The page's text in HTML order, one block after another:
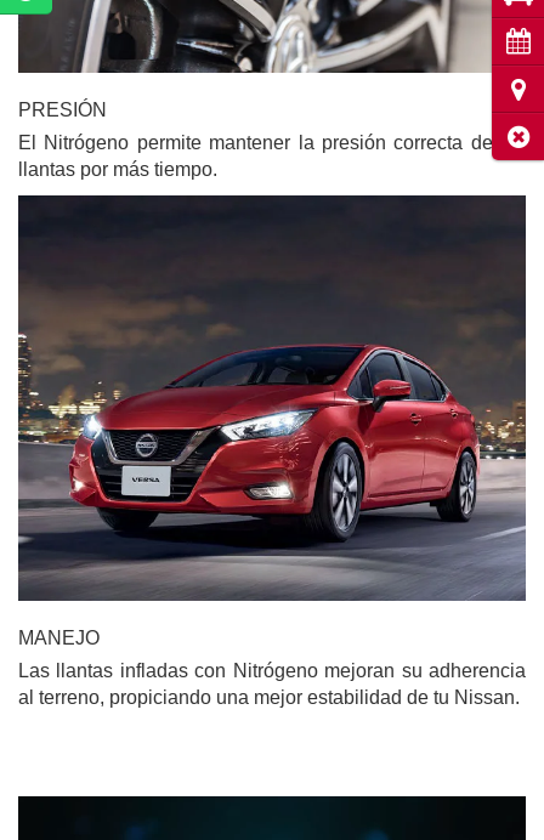
PRESIÓN
El Nitrógeno permite mantener la presión correcta de tus
llantas por más tiempo.
MANEJO
Las llantas infladas con Nitrógeno mejoran su adherencia
al terreno, propiciando una mejor estabilidad de tu Nissan.